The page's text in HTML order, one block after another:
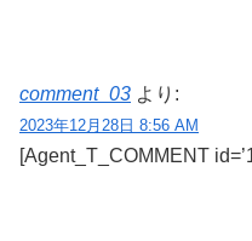
comment_03 より:
2023年12月28日 8:56 AM
[Agent_T_COMMENT